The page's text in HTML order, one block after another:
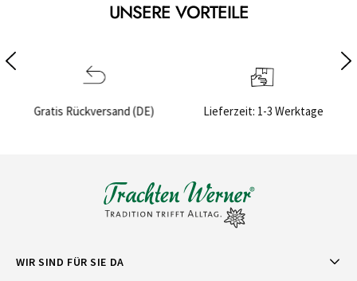
UNSERE VORTEILE
Lieferzeit: 1-3 Werktage Sichere Bezahlung
WIR SIND FÜR SIE DA